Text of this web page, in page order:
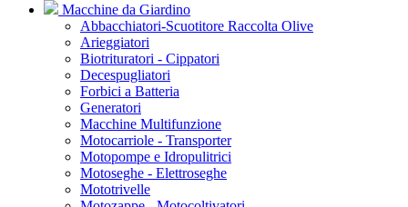
Macchine da Giardino
Abbacchiatori-Scuotitore Raccolta Olive
Arieggiatori
Biotrituratori - Cippatori
Decespugliatori
Forbici a Batteria
Generatori
Macchine Multifunzione
Motocarriole - Transporter
Motopompe e Idropulitrici
Motoseghe - Elettroseghe
Mototrivelle